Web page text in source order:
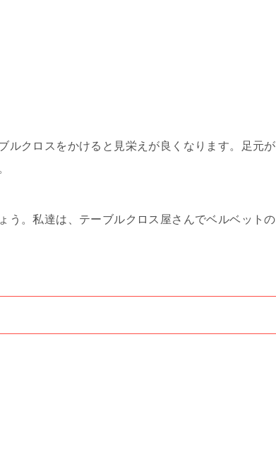
ルクロスをかけると見栄えが良くなります。足元が
う。私達は、テーブルクロス屋さんでベルベットの